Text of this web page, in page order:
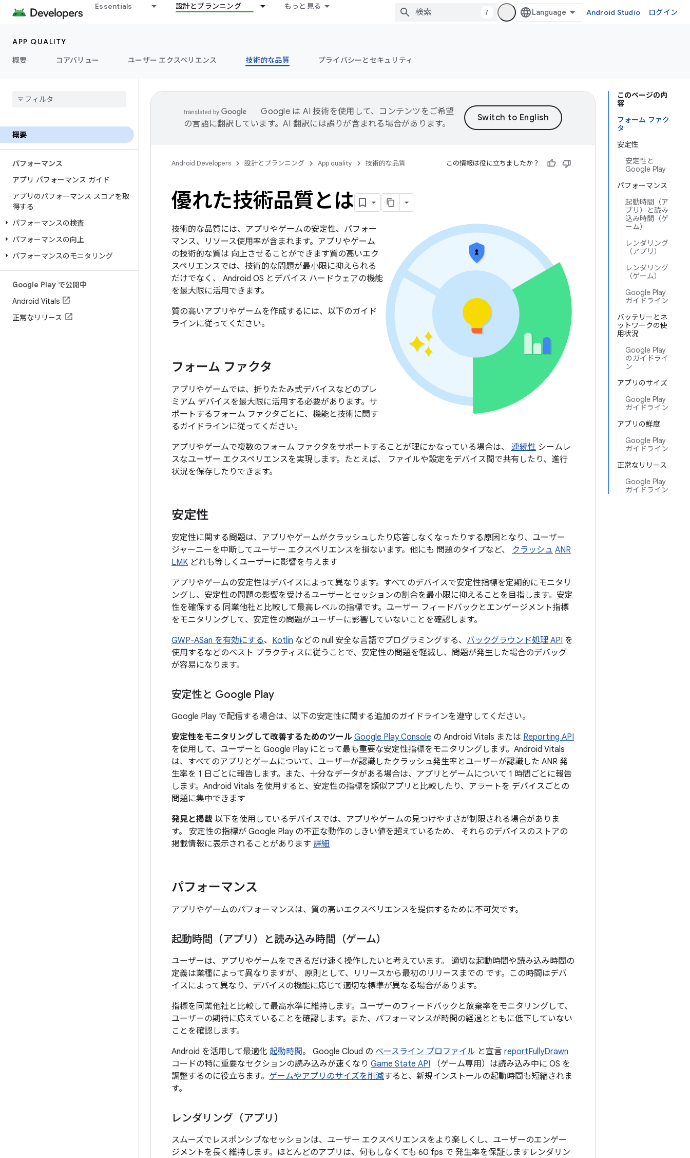
Essentials 設計とプランニング もっと見る
/ Android Studio ログイン
APP QUALITY
概要
コアバリュー ユーザー エクスペリエンス 技術的な品質 プライバシーとセキュリティ
概要
パフォーマンス
アプリ パフォーマンス ガイド
アプリのパフォーマンス スコアを取
得する
パフォーマンスの検査
パフォーマンスの向上
パフォーマンスのモニタリング
Google Play で公開中
Android Vitals
正常なリリース
このページの内
容
フォーム ファク
タ
安定性
安定性と
Google Play
パフォーマンス
起動時間（ア
プリ）と読み
込み時間（ゲ
ーム）
レンダリング
（アプリ）
レンダリング
（ゲーム）
Google Play
ガイドライン
バッテリーとネ
ットワークの使
用状況
Google Play
のガイドライ
ン
アプリのサイズ
Google Play
ガイドライン
アプリの鮮度
Google Play
ガイドライン
正常なリリース
Google Play
ガイドライン
Google は AI 技術を使用して、コンテンツをご希望
の言語に翻訳しています。AI 翻訳には誤りが含まれる場合があります。
Android Developers 設計とプランニング App quality 技術的な品質 この情報は役に立ちましたか？
優れた技術品質とは
技術的な品質には、アプリやゲームの安定性、パフォー
マンス、リソース使用率が含まれます。アプリやゲーム
の技術的な質は 向上させることができます質の高いエク
スペリエンスでは、技術的な問題が最小限に抑えられる
だけでなく、 Android OS とデバイス ハードウェアの機能
を最大限に活用できます。
質の高いアプリやゲームを作成するには、以下のガイド
ラインに従ってください。
フォーム ファクタ
アプリやゲームでは、折りたたみ式デバイスなどのプレ
ミアム デバイスを最大限に活用する必要があります。サ
ポートするフォーム ファクタごとに、機能と技術に関す
るガイドラインに従ってください。
アプリやゲームで複数のフォーム ファクタをサポートすることが理にかなっている場合は、 連続性 シームレ
スなユーザー エクスペリエンスを実現します。たとえば、 ファイルや設定をデバイス間で共有したり、進行
状況を保存したりできます。
安定性
安定性に関する問題は、アプリやゲームがクラッシュしたり応答しなくなったりする原因となり、ユーザー
ジャーニーを中断してユーザー エクスペリエンスを損ないます。他にも 問題のタイプなど、 クラッシュ ANR
LMK どれも等しくユーザーに影響を与えます
アプリやゲームの安定性はデバイスによって異なります。すべてのデバイスで安定性指標を定期的にモニタリ
ングし、安定性の問題の影響を受けるユーザーとセッションの割合を最小限に抑えることを目指します。安定
性を確保する 同業他社と比較して最高レベルの指標です。ユーザー フィードバックとエンゲージメント指標
をモニタリングして、安定性の問題がユーザーに影響していないことを確認します。
GWP-ASan を有効にする、 Kotlin などの null 安全な言語でプログラミングする、 バックグラウンド処理 API を
使用するなどのベスト プラクティスに従うことで、安定性の問題を軽減し、問題が発生した場合のデバッグ
が容易になります。
安定性と Google Play
Google Play で配信する場合は、以下の安定性に関する追加のガイドラインを遵守してください。
安定性をモニタリングして改善するためのツール Google Play Console の Android Vitals または Reporting API
を使用して、ユーザーと Google Play にとって最も重要な安定性指標をモニタリングします。Android Vitals
は、すべてのアプリとゲームについて、ユーザーが認識したクラッシュ発生率とユーザーが認識した ANR 発
生率を 1 日ごとに報告します。また、十分なデータがある場合は、アプリとゲームについて 1 時間ごとに報告
します。Android Vitals を使用すると、安定性の指標を類似アプリと比較したり、アラートを デバイスごとの
問題に集中できます
発見と掲載 以下を使用しているデバイスでは、アプリやゲームの見つけやすさが制限される場合がありま
す。 安定性の指標が Google Play の不正な動作のしきい値を超えているため、 それらのデバイスのストアの
掲載情報に表示されることがあります 詳細
パフォーマンス
アプリやゲームのパフォーマンスは、質の高いエクスペリエンスを提供するために不可欠です。
起動時間（アプリ）と読み込み時間（ゲーム）
ユーザーは、アプリやゲームをできるだけ速く操作したいと考えています。 適切な起動時間や読み込み時間の
定義は業種によって異なりますが、 原則として、リリースから最初のリリースまでの です。この時間はデバ
イスによって異なり、デバイスの機能に応じて適切な標準が異なる場合があります。
指標を同業他社と比較して最高水準に維持します。ユーザーのフィードバックと放棄率をモニタリングして、
ユーザーの期待に応えていることを確認します。また、パフォーマンスが時間の経過とともに低下していない
ことを確認します。
Android を活用して最適化 起動時間。 Google Cloud の ベースライン プロファイル と宣言 reportFullyDrawn
コードの特に重要なセクションの読み込みが速くなり Game State API （ゲーム専用）は読み込み中に OS を
調整するのに役立ちます。 ゲームやアプリのサイズを削減すると、新規インストールの起動時間も短縮されま
す。
レンダリング（アプリ）
スムーズでレスポンシブなセッションは、ユーザー エクスペリエンスをより楽しくし、ユーザーのエンゲー
ジメントを長く維持します。ほとんどのアプリは、何もしなくても 60 fps で 発生率を保証しますレンダリン